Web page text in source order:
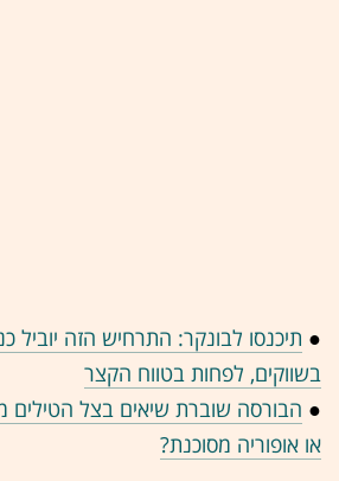
● תיכנסו לבונקר: התרחיש הזה יוביל
בשווקים, לפחות בטווח הקצר
● הבורסה שוברת שיאים בצל הטילים
או אופוריה מסוכנת?